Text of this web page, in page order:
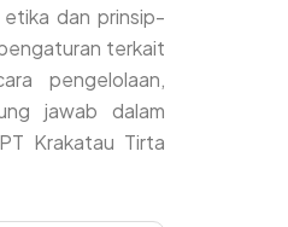
dan prinsip-
terkait
pengelolaan,
jawab dalam
Krakatau Tirta